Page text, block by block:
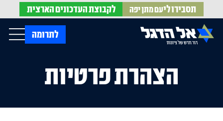
תסבירו ליעם מתן יפה לקבוצתהעדכונים הארצית
חדשות אל הדגל
הדעות שלנו
לתרומה Menu
הצהרת פרטיות